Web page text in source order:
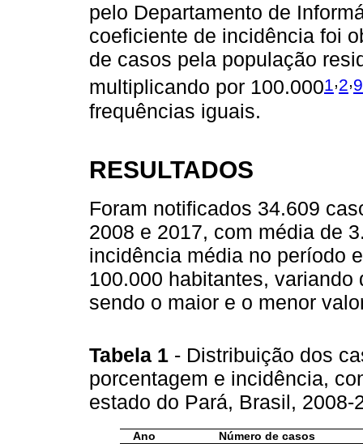
pelo Departamento de
coeficiente de incidência foi
de casos pela população
multiplicando por 100.0001 ,2,9
frequências iguais.
RESULTADOS
Foram notificados 34.609
2008 e 2017, com média de
incidência média no período
100.000 habitantes,
sendo o maior e o menor
Tabela 1 - Distribuição dos
porcentagem e incidência,
estado do Pará, Brasil,
Ano Número de casos